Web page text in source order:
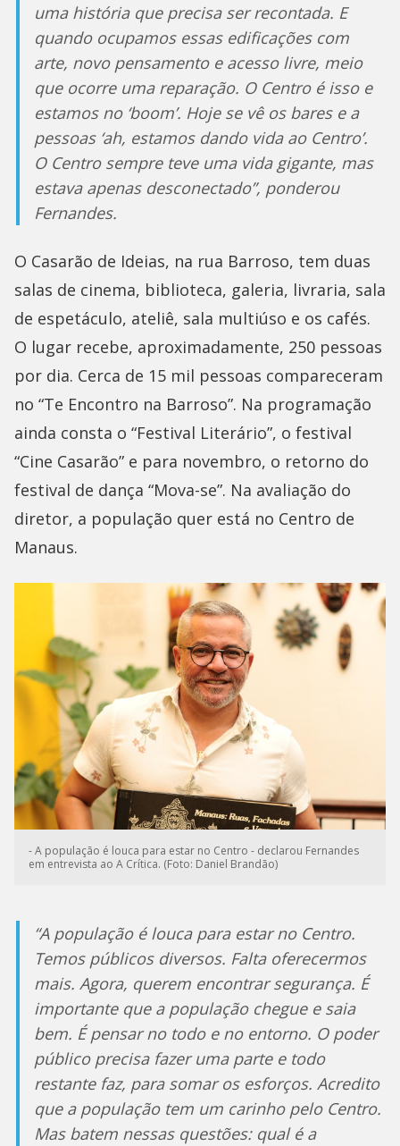
uma história que precisa ser recontada. E
quando ocupamos essas edificações com
arte, novo pensamento e acesso livre, meio
que ocorre uma reparação. O Centro é isso e
estamos no ‘boom’. Hoje se vê os bares e a
pessoas ‘ah, estamos dando vida ao Centro’.
O Centro sempre teve uma vida gigante, mas
estava apenas desconectado”, ponderou
Fernandes.
O Casarão de Ideias, na rua Barroso, tem duas
salas de cinema, biblioteca, galeria, livraria, sala
de espetáculo, ateliê, sala multiúso e os cafés.
O lugar recebe, aproximadamente, 250 pessoas
por dia. Cerca de 15 mil pessoas compareceram
no “Te Encontro na Barroso”. Na programação
ainda consta o “Festival Literário”, o festival
“Cine Casarão” e para novembro, o retorno do
festival de dança “Mova-se”. Na avaliação do
diretor, a população quer está no Centro de
Manaus.
- A população é louca para estar no Centro - declarou Fernandes
em entrevista ao A Crítica. (Foto: Daniel Brandão)
“A população é louca para estar no Centro.
Temos públicos diversos. Falta oferecermos
mais. Agora, querem encontrar segurança. É
importante que a população chegue e saia
bem. É pensar no todo e no entorno. O poder
público precisa fazer uma parte e todo
restante faz, para somar os esforços. Acredito
que a população tem um carinho pelo Centro.
Mas batem nessas questões: qual é a